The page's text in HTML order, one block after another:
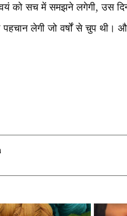
को सच में समझने लगेगी, उस
लेगी जो वर्षों से चुप थी।